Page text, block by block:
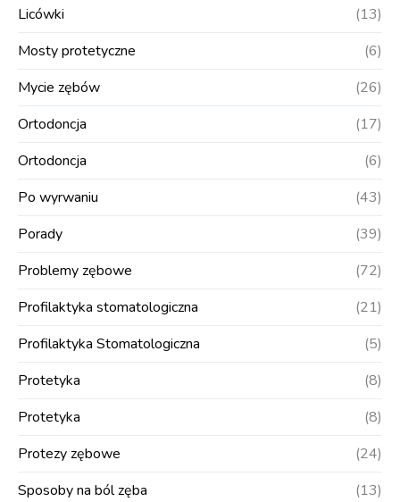
Licówki
(13)
Mosty protetyczne
(6)
Mycie zębów
(26)
Ortodoncja
(17)
Ortodoncja
(6)
Po wyrwaniu
(43)
Porady
(39)
Problemy zębowe
(72)
Profilaktyka stomatologiczna
(21)
Profilaktyka Stomatologiczna
(5)
Protetyka
(8)
Protetyka
(8)
Protezy zębowe
(24)
Sposoby na ból zęba
(13)